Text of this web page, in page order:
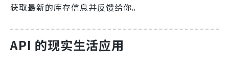
获取最新的库存信息并反馈给你。
API 的现实生活应用